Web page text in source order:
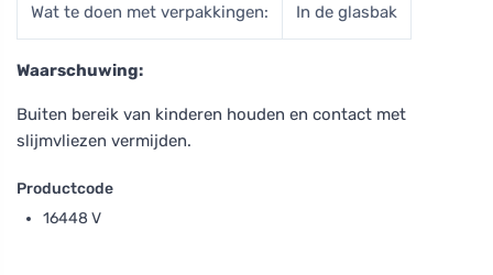
Wat te doen met verpakkingen: In de glasbak
Waarschuwing:
Buiten bereik van kinderen houden en contact met
slijmvliezen vermijden.
Productcode
16448 V